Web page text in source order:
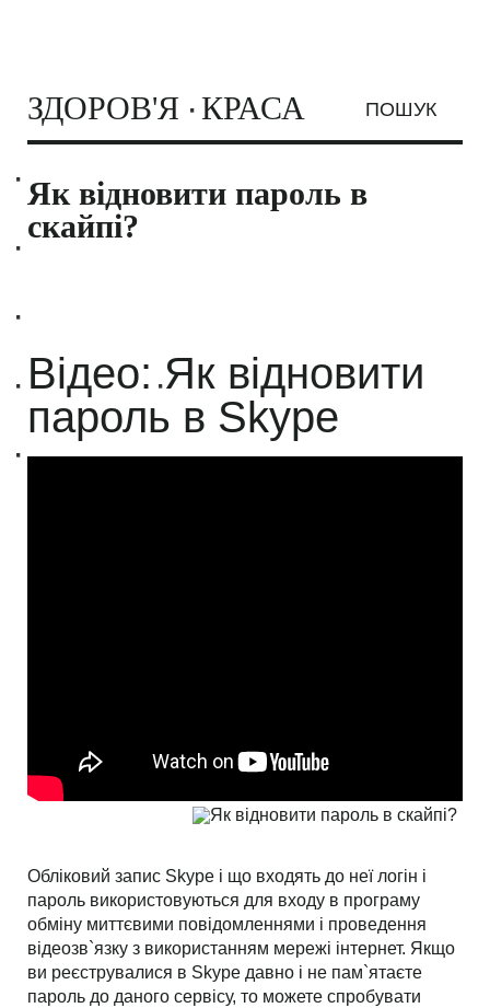
GinkaGuru.ru
ЗДОРОВ'Я
КРАСА
МОДА ТА СТИЛЬ
ЗАЧІСКИ ТА
МАСКИ
СЕКС
ВІДНОСИНИ
ПОШУК
Як відновити пароль в
скайпі?
Відео: Як відновити
пароль в Skype
Обліковий запис Skype і що входять до неї логін і
пароль використовуються для входу в програму
обміну миттєвими повідомленнями і проведення
відеозв`язку з використанням мережі інтернет. Якщо
ви реєструвалися в Skype давно і не пам`ятаєте
пароль до даного сервісу, то можете спробувати